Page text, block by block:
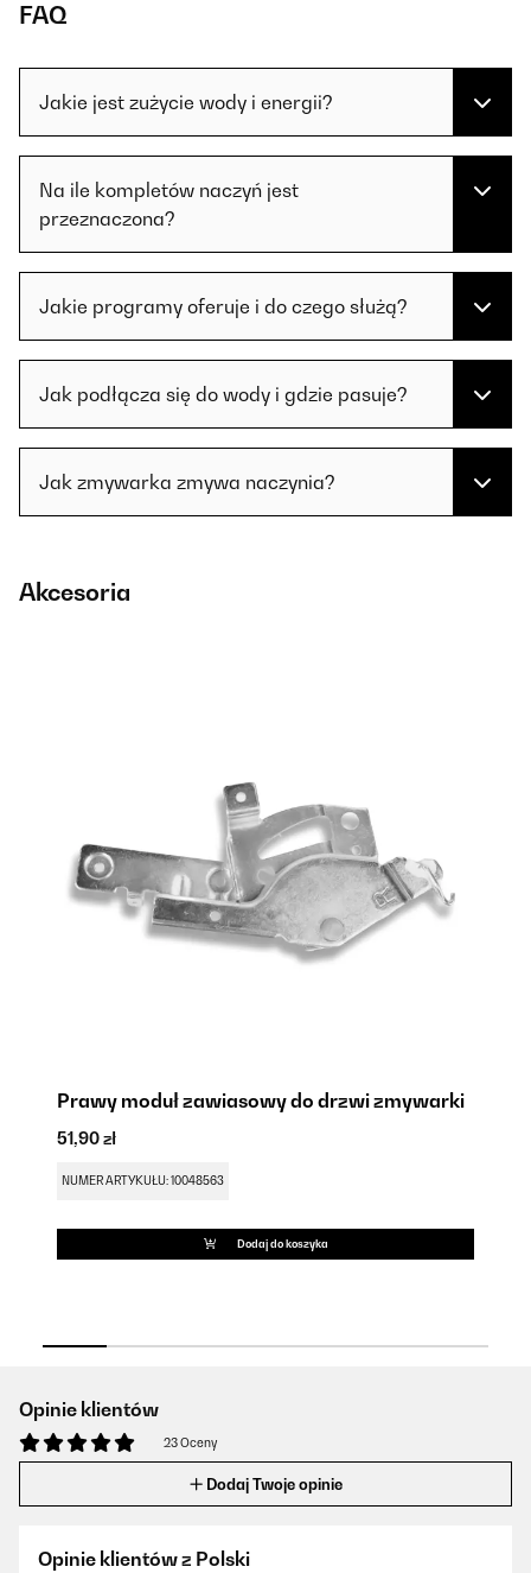
FAQ
Jakie jest zużycie wody i energii?
Na ile kompletów naczyń jest
przeznaczona?
Jakie programy oferuje i do czego służą?
Jak podłącza się do wody i gdzie pasuje?
Jak zmywarka zmywa naczynia?
Akcesoria
Prawy moduł zawiasowy do drzwi zmywarki
51,90 zł
NUMER ARTYKUŁU: 10048563
Dodaj do koszyka
Opinie klientów
23 Oceny
Dodaj Twoje opinie
Opinie klientów z Polski